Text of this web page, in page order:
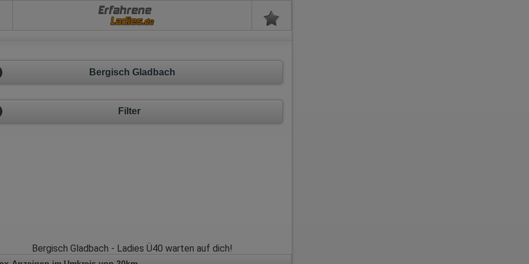
Erfahrene
Bergisch Gladbach
Filter
Bergisch Gladbach - Ladies Ü40 warten auf dich!